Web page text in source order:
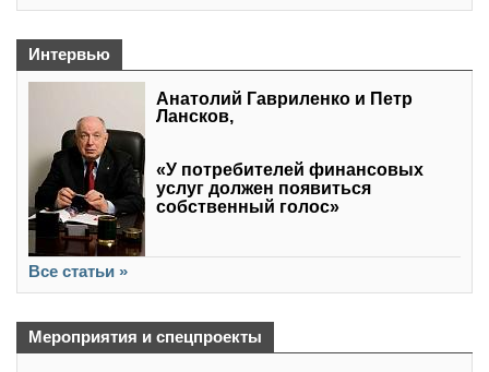
Интервью
Анатолий Гавриленко и Петр
Лансков,
«У потребителей финансовых
услуг должен появиться
собственный голос»
Все статьи »
Мероприятия и спецпроекты